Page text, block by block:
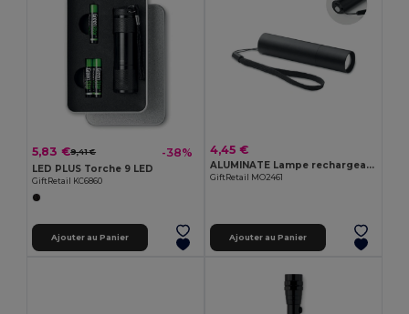
5,83 €9,41 € -38%
LED PLUS Torche 9 LED
GiftRetail KC6860
Ajouter au Panier
4,45 €
ALUMINATE Lampe rechargeable en alu
GiftRetail MO2461
Ajouter au Panier